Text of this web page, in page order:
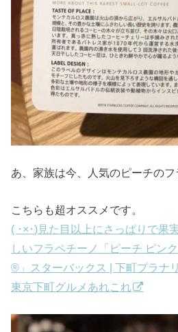
あ、家族は今、人気のピーチのフ
こちらも超オススメです。
( ･×･)見た目以上にさっぱりで果
しいフラペチーノ「ピーチ ピン
®」スターバックス | 下町プラナ
東京下町グルメあれこれ